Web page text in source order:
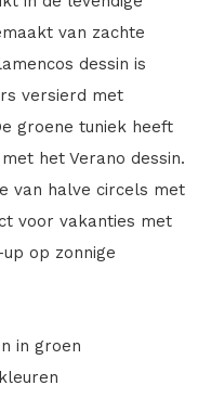
van zachte
dessin is
versierd met
groene tuniek heeft
het Verano dessin.
van halve circels met
voor vakanties met
op zonnige
in groen